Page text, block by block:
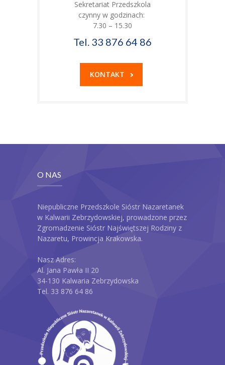
Sekretariat Przedszkola
czynny w godzinach:
7.30 – 15.30
Tel. 33 876 64 86
KONTAKT
O NAS
Niepubliczne Przedszkole Sióstr Nazaretanek
w Kalwarii Zebrzydowskiej, prowadzone przez
Zgromadzenie Sióstr Najświętszej Rodziny z
Nazaretu, Prowincja Krakowska.
Nasz Adres:
Al. Jana Pawła II 20
34-130 Kalwaria Zebrzydowska
Tel. 33 876 64 86